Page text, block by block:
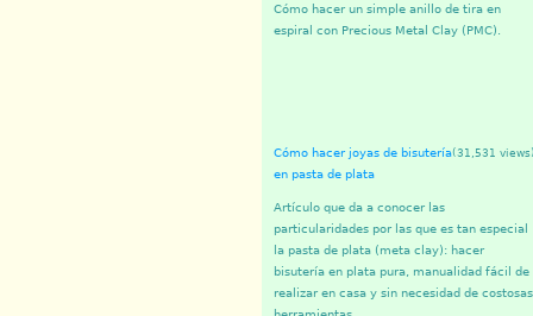
Cómo hacer un simple anillo de tira en
espiral con Precious Metal Clay (PMC).
(31,531
Cómo hacer joyas de bisutería
en pasta de plata
Artículo que da a conocer las
particularidades por las que es tan especial
la pasta de plata (meta clay): hacer
bisutería en plata pura, manualidad fácil de
realizar en casa y sin necesidad de costosas